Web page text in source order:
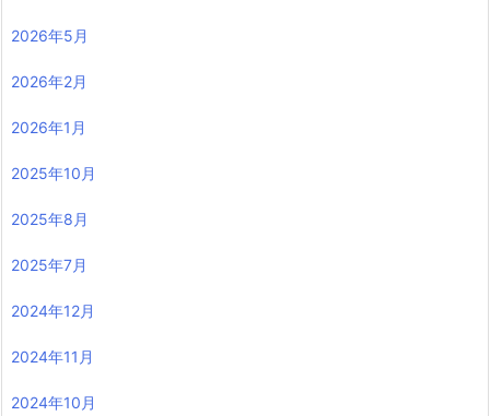
2026年5月
2026年2月
2026年1月
2025年10月
2025年8月
2025年7月
2024年12月
2024年11月
2024年10月